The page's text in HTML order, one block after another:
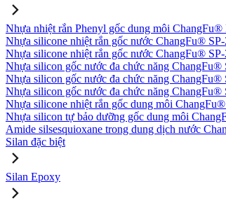
Nhựa nhiệt rắn Phenyl gốc dung môi ChangFu®
Nhựa silicone nhiệt rắn gốc nước ChangFu® SP-
Nhựa silicone nhiệt rắn gốc nước ChangFu®
Nhựa silicon gốc nước đa chức năng ChangFu®
Nhựa silicon gốc nước đa chức năng ChangFu®
Nhựa silicon gốc nước đa chức năng ChangFu®
Nhựa silicone nhiệt rắn gốc dung môi
Nhựa silicon tự bảo dưỡng gốc dung môi
Amide silsesquioxane trong dung dịch nước
Silan đặc biệt
Silan Epoxy